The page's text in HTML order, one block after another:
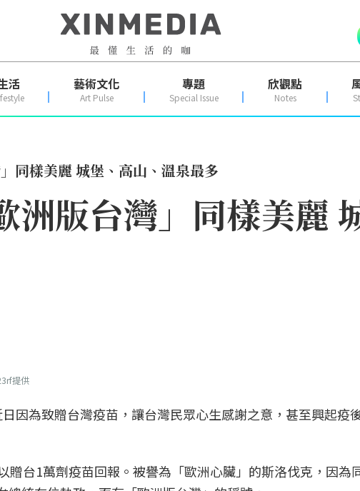
活 藝術文化
Art Pulse
專題
Special Issue
欣觀點
Notes
同樣美麗 城堡、高山、溫泉最多
版台灣」同樣美麗
提供
因為致贈台灣疫苗，讓台灣民眾心生感謝之意，甚至興起疫
贈台1萬劑疫苗回報。被譽為「歐洲心臟」的斯洛伐克，因為